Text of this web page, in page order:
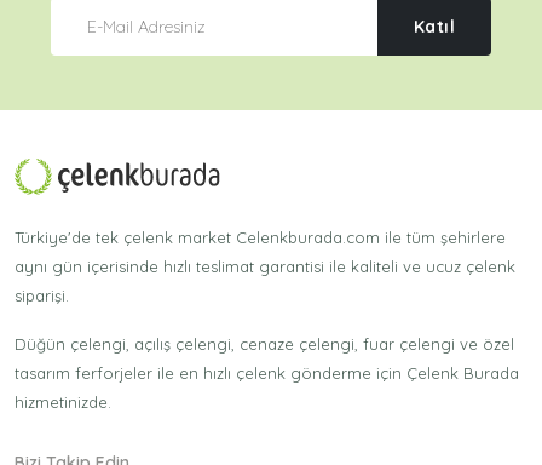
Katıl
Türkiye'de tek çelenk market Celenkburada.com ile tüm şehirlere
aynı gün içerisinde hızlı teslimat garantisi ile kaliteli ve ucuz çelenk
siparişi.
Düğün çelengi, açılış çelengi, cenaze çelengi, fuar çelengi ve özel
tasarım ferforjeler ile en hızlı çelenk gönderme için Çelenk Burada
hizmetinizde.